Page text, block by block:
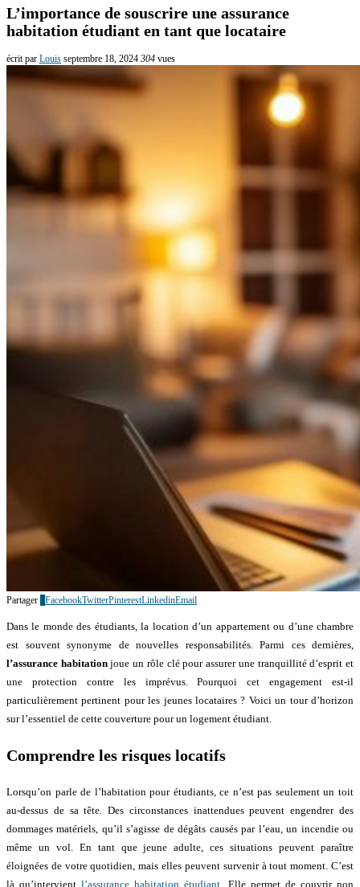
L’importance de souscrire une assurance
habitation étudiant en tant que locataire
écrit par Louis septembre 18, 2024 304 vues
Partager FacebookTwitterPinterestLinkedinEmail
Dans le monde des étudiants, la location d’un appartement ou d’une chambre
est souvent synonyme de nouvelles responsabilités. Parmi ces dernières,
l’assurance habitationjoue un rôle clé pour assurer une tranquillité d’esprit et
une protection contre les imprévus. Pourquoi cet engagement est-il
particulièrement pertinent pour les jeunes locataires ? Voici un tour d’horizon
sur l’essentiel de cette couverture pour un logement étudiant.
Comprendre les risques locatifs
Lorsqu’on parle de l’habitation pour étudiants, ce n’est pas seulement un toit
au-dessus de sa tête. Des circonstances inattendues peuvent engendrer des
dommages matériels, qu’il s’agisse de dégâts causés par l’eau, un incendie ou
même un vol. En tant que jeune adulte, ces situations peuvent paraître
éloignées de votre quotidien, mais elles peuvent survenir à tout moment. C’est
là qu’intervientl’assurance habitation étudiant . Elle permet de couvrir non